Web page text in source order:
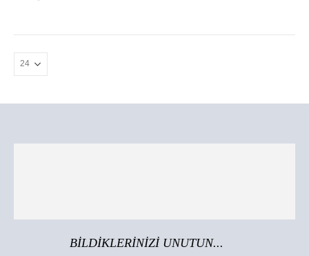
BİLDİKLERİNİZİ UNUTUN...